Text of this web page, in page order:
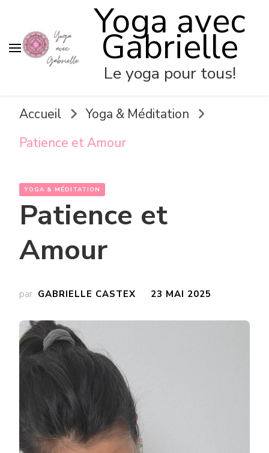
Yoga avec
Gabrielle
Le yoga pour tous!
Accueil
Yoga & Méditation
Patience et Amour
YOGA & MÉDITATION
Patience et
Amour
par GABRIELLE CASTEX 23 MAI 2025